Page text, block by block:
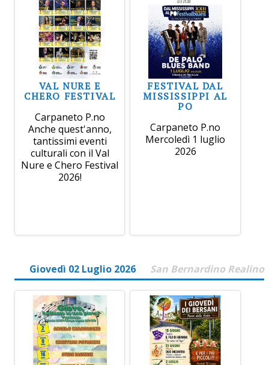
VAL NURE E
CHERO FESTIVAL
Carpaneto P.no
Anche quest'anno,
tantissimi eventi
culturali con il Val
Nure e Chero Festival
2026!
FESTIVAL DAL
MISSISSIPPI AL
PO
Carpaneto P.no
Mercoledì 1 luglio
2026
Giovedì 02 Luglio 2026 San Bernardino Realino